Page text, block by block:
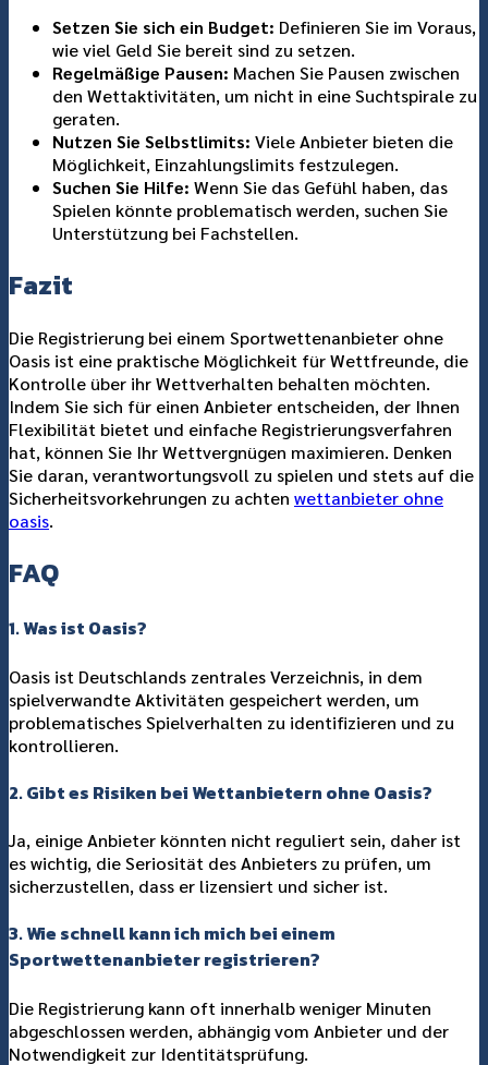
Setzen Sie sich ein Budget: Definieren Sie im Voraus,
wie viel Geld Sie bereit sind zu setzen.
Regelmäßige Pausen: Machen Sie Pausen zwischen
den Wettaktivitäten, um nicht in eine Suchtspirale zu
geraten.
Nutzen Sie Selbstlimits: Viele Anbieter bieten die
Möglichkeit, Einzahlungslimits festzulegen.
Suchen Sie Hilfe: Wenn Sie das Gefühl haben, das
Spielen könnte problematisch werden, suchen Sie
Unterstützung bei Fachstellen.
Fazit
Die Registrierung bei einem Sportwettenanbieter ohne
Oasis ist eine praktische Möglichkeit für Wettfreunde, die
Kontrolle über ihr Wettverhalten behalten möchten.
Indem Sie sich für einen Anbieter entscheiden, der Ihnen
Flexibilität bietet und einfache Registrierungsverfahren
hat, können Sie Ihr Wettvergnügen maximieren. Denken
Sie daran, verantwortungsvoll zu spielen und stets auf die
Sicherheitsvorkehrungen zu achten wettanbieter ohne
oasis.
FAQ
1. Was ist Oasis?
Oasis ist Deutschlands zentrales Verzeichnis, in dem
spielverwandte Aktivitäten gespeichert werden, um
problematisches Spielverhalten zu identifizieren und zu
kontrollieren.
2. Gibt es Risiken bei Wettanbietern ohne Oasis?
Ja, einige Anbieter könnten nicht reguliert sein, daher ist
es wichtig, die Seriosität des Anbieters zu prüfen, um
sicherzustellen, dass er lizensiert und sicher ist.
3. Wie schnell kann ich mich bei einem
Sportwettenanbieter registrieren?
Die Registrierung kann oft innerhalb weniger Minuten
abgeschlossen werden, abhängig vom Anbieter und der
Notwendigkeit zur Identitätsprüfung.